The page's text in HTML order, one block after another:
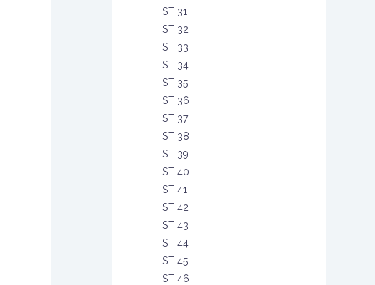
ST 31
ST 32
ST 33
ST 34
ST 35
ST 36
ST 37
ST 38
ST 39
ST 40
ST 41
ST 42
ST 43
ST 44
ST 45
ST 46